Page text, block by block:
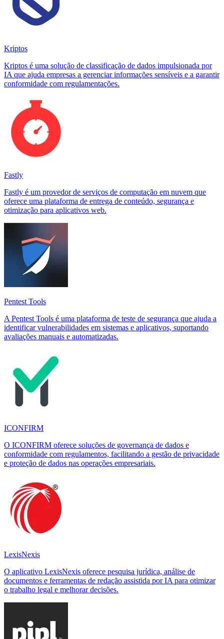
Kriptos
Kriptos é uma solução de classificação de dados impulsionada por
IA que ajuda empresas a gerenciar informações sensíveis e a garantir
conformidade com regulamentações.
Fastly
Fastly é um provedor de serviços de computação em nuvem que
oferece uma plataforma de entrega de conteúdo, segurança e
otimização para aplicativos web.
Pentest Tools
A Pentest Tools é uma plataforma de teste de segurança que ajuda a
identificar vulnerabilidades em sistemas e aplicativos, suportando
avaliações manuais e automatizadas.
ICONFIRM
O ICONFIRM oferece soluções de governança de dados e
conformidade com regulamentos, facilitando a gestão de privacidade
e proteção de dados nas operações empresariais.
LexisNexis
O aplicativo LexisNexis oferece pesquisa jurídica, análise de
documentos e ferramentas de redação assistida por IA para otimizar
o trabalho legal e melhorar decisões.